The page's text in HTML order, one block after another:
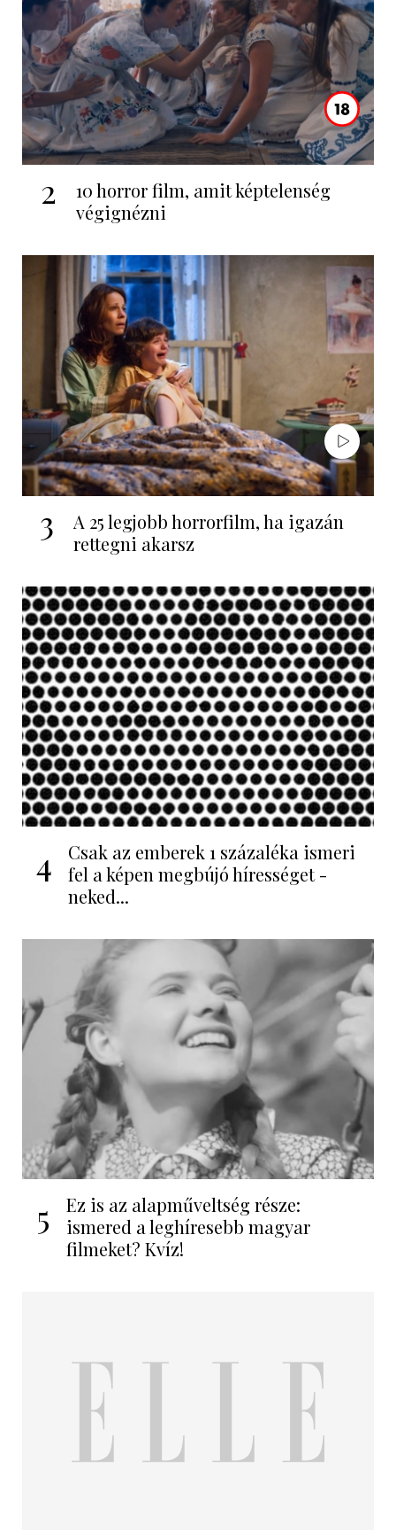
2
10 horror film, amit képtelenség
végignézni
3
A 25 legjobb horrorfilm, ha igazán
rettegni akarsz
4
Csak az emberek 1 százaléka ismeri
fel a képen megbújó hírességet -
neked...
5
Ez is az alapműveltség része:
ismered a leghíresebb magyar
filmeket? Kvíz!